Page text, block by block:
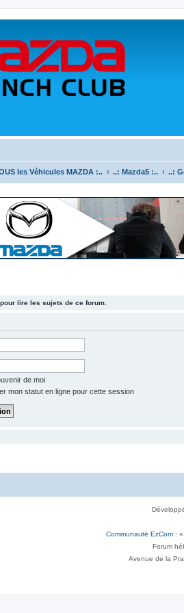
les Véhicules MAZDA :.. ..: Mazda5 :.. ..:
lire les sujets de ce forum.
de moi
mon statut en ligne pour cette session
Communauté EzCom :
Forum
Avenue de la